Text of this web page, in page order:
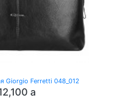
Giorgio Ferretti 048_012
a